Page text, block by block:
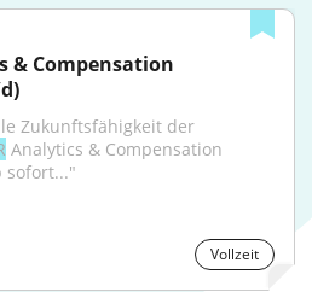
& Compensation
Zukunftsfähigkeit der
Analytics & Compensation
sofort..."
Vollzeit